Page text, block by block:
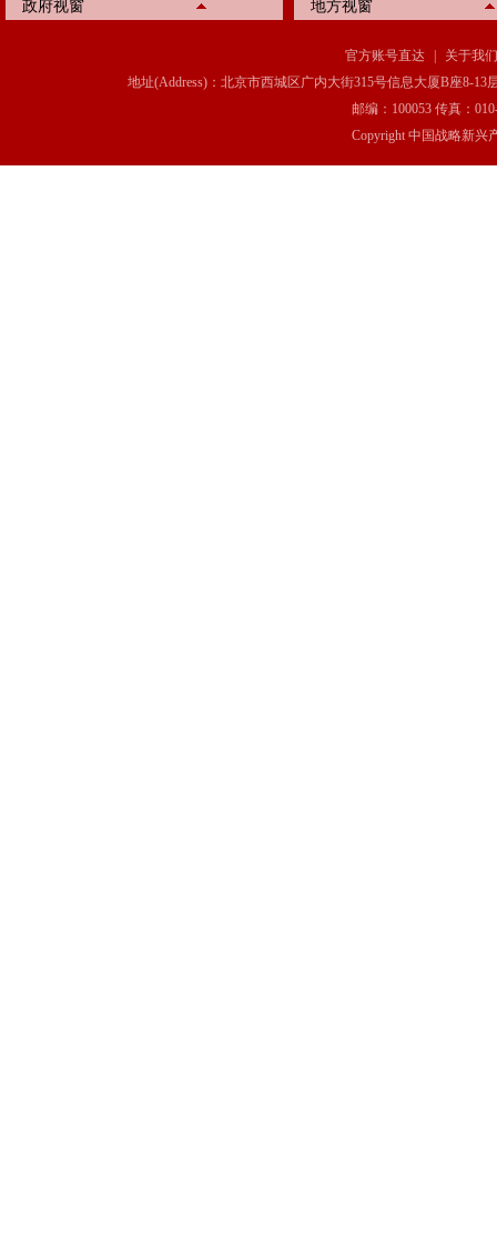
政府视窗 地方视窗
官方账号直达
关于我们
地址(Address)：北京市西城区广内大街315号信息大厦B座8-13
邮编：100053 传真：
Copyright 中国战略新兴